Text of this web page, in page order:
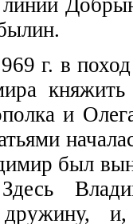
г. в
и
был
дружину,